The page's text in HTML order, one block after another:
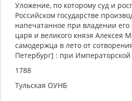
Уложение, по которому суд и
Российском государстве
напечатанное при владении его
царя и великого князя Алексея
самодержца в лето от
Петербург] : при
1788
Тульская ОУНБ